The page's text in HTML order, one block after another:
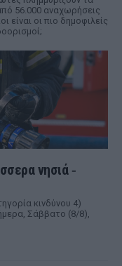
56.000 αναχωρήσεις
είναι οι πιο δημοφιλείς
νησιά ‑
κινδύνου 4)
Σάββατο (8/8),